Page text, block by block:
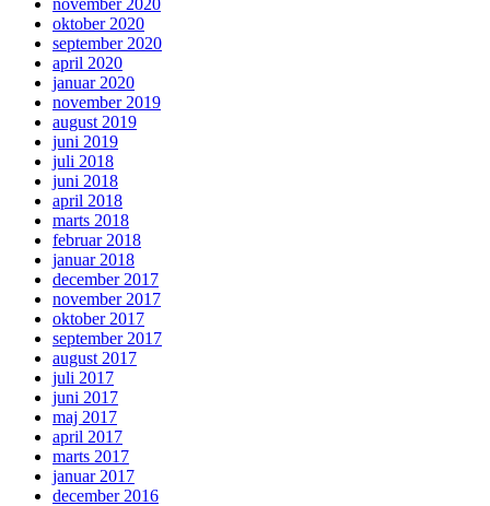
oktober 2020
september 2020
april 2020
januar 2020
november 2019
august 2019
juni 2019
juli 2018
juni 2018
april 2018
marts 2018
februar 2018
januar 2018
december 2017
november 2017
oktober 2017
september 2017
august 2017
juli 2017
juni 2017
maj 2017
april 2017
marts 2017
januar 2017
december 2016